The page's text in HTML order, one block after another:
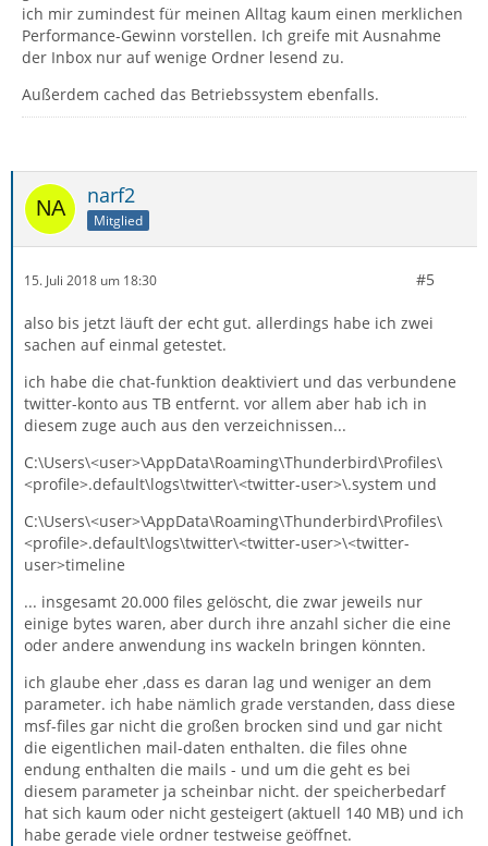
ich mir zumindest für meinen Alltag kaum einen merklichen
Performance-Gewinn vorstellen. Ich greife mit Ausnahme
der Inbox nur auf wenige Ordner lesend zu.
Außerdem cached das Betriebssystem ebenfalls.
narf2
Mitglied
15. Juli 2018 um 18:30 #5
also bis jetzt läuft der echt gut. allerdings habe ich zwei
sachen auf einmal getestet.
ich habe die chat-funktion deaktiviert und das verbundene
twitter-konto aus TB entfernt. vor allem aber hab ich in
diesem zuge auch aus den verzeichnissen...
C:\Users\<user>\AppData\Roaming\Thunderbird\Profiles\
<profile>.default\logs\twitter\<twitter-user>\.system und
C:\Users\<user>\AppData\Roaming\Thunderbird\Profiles\
<profile>.default\logs\twitter\<twitter-user>\<twitter-
user>timeline
... insgesamt 20.000 files gelöscht, die zwar jeweils nur
einige bytes waren, aber durch ihre anzahl sicher die eine
oder andere anwendung ins wackeln bringen könnten.
ich glaube eher ,dass es daran lag und weniger an dem
parameter. ich habe nämlich grade verstanden, dass diese
msf-files gar nicht die großen brocken sind und gar nicht
die eigentlichen mail-daten enthalten. die files ohne
endung enthalten die mails - und um die geht es bei
diesem parameter ja scheinbar nicht. der speicherbedarf
hat sich kaum oder nicht gesteigert (aktuell 140 MB) und ich
habe gerade viele ordner testweise geöffnet.